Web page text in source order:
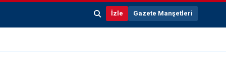
İzle Gazete Manşetleri